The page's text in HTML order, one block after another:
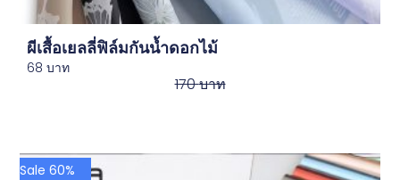
ผีเสื้อเยลลี่ฟิล์มกันน้ำดอกไม้
170บาท
68บาท
Sale 60%